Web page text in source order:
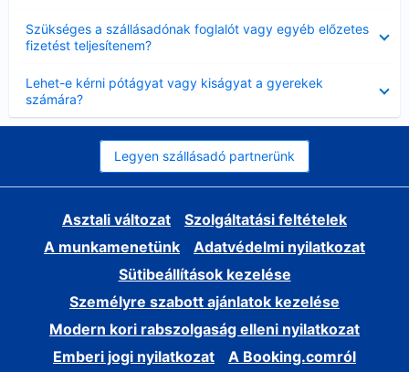
Szükséges a szállásadónak foglalót vagy egyéb előzetes
fizetést teljesítenem?
Lehet-e kérni pótágyat vagy kiságyat a gyerekek
számára?
Legyen szállásadó partnerünk
Asztali változat
Szolgáltatási feltételek
A munkamenetünk
Adatvédelmi nyilatkozat
Sütibeállítások kezelése
Személyre szabott ajánlatok kezelése
Modern kori rabszolgaság elleni nyilatkozat
Emberi jogi nyilatkozat
A Booking.comról